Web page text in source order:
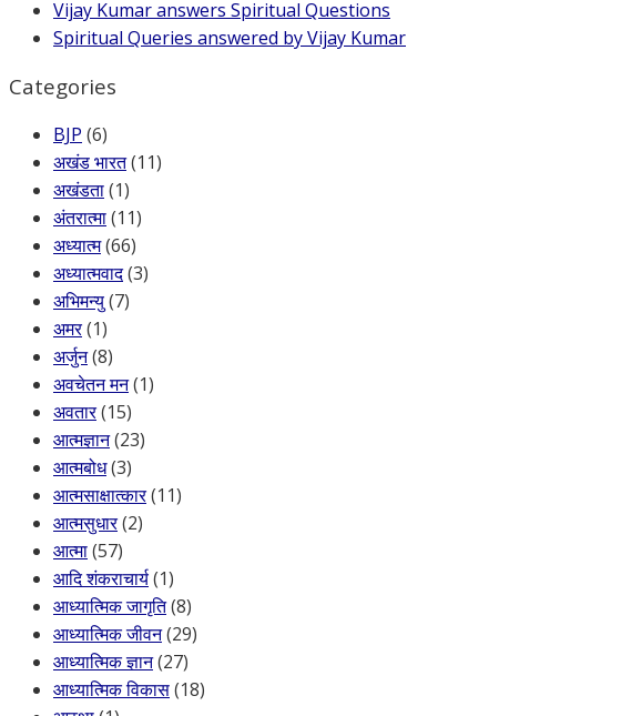
Vijay Kumar answers Spiritual Questions
Spiritual Queries answered by Vijay Kumar
Categories
BJP (6)
अखंड भारत(11)
अखंडता(1)
अंतरात्मा(11)
अध्यात्म(66)
अध्यात्मवाद(3)
अभिमन्यु(7)
अमर(1)
अर्जुन(8)
अवचेतन मन(1)
अवतार(15)
आत्मज्ञान(23)
आत्मबोध(3)
आत्मसाक्षात्कार(11)
आत्मसुधार(2)
आत्मा(57)
आदि शंकराचार्य(1)
आध्यात्मिक जागृति(8)
आध्यात्मिक जीवन(29)
आध्यात्मिक ज्ञान(27)
आध्यात्मिक विकास(18)